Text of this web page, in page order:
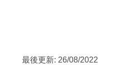
最後更新: 26/08/2022